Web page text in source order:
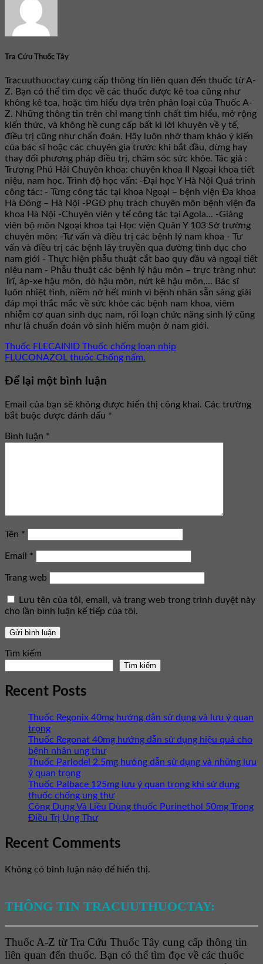
Tra Cứu Thuốc Tây
Tracuuthuoctay cung cấp thông tin liên quan đến thuốc từ A-
Z. Bạn có thể tìm đọc về các thuốc được kê toa cũng như
không kê toa, hoặc tìm hiểu dựa trên phân loại của Thuốc A-
Z. Những thông tin trên chỉ mang tính chất tìm hiểu, mở rộng
kiến thức, và không hề cung cấp bất kì lời khuyên về y tế,
điều trị cũng như chẩn đoán. Hãy luôn nhớ tham khảo ý kiến
của bác sĩ hoặc các chuyên gia trước khi bắt đầu, dừng hay
thay đổi phương pháp điều trị, chăm sóc sức khỏe. Tác giả :
Trương Phú Hải Chuyên khoa: chuyên khoa II Ngoại khoa tiết
niệu, nam học. Trình độ học vấn: -Đại học Y Hà Nội Quá trình
công tác: - Từng công tác tại khoa Ngoại – bệnh viện Đa khoa
Hà Đông – Hà Nội -PGĐ phụ trách chuyên môn bệnh viện đa
khoa Hà Nội -Chuyên viên y tế công tác tại Agola... -Giảng
viên bộ môn Ngoại khoa tại Học viện Quân Y 103 Sở trưởng
chuyên môn: -Tư vấn và điều trị các bệnh lý nam khoa - Tư
vấn và điều trị các bệnh lây truyền qua đường tình dục cho
nam giới - Thực hiện phẫu thuật cắt bao quy đầu và ngoại tiết
niệu nam - Phẫu thuật các bệnh lý hậu môn – trực tràng như:
Trĩ, áp-xe hậu môn, dò hậu môn, nứt kẽ hậu môn,... Bác sĩ
luôn nhiệt tình, niềm nở hết mình vì bệnh nhân sẵn sàng giải
đáp mọi thắc mắc về sức khỏe các bệnh nam khoa, viêm
nhiễm cơ quan sinh dục nam, rối loạn chức năng sinh lý cũng
như là chuẩn đoán vô sinh hiếm muộn ở nam giới.
Thuốc FLECAINID Thuốc chống loạn nhịp
FLUCONAZOL thuốc Chống nấm.
Để lại một bình luận
Email của bạn sẽ không được hiển thị công khai. Các trường
bắt buộc được đánh dấu *
Bình luận *
Tên *
Email *
Trang web
Lưu tên của tôi, email, và trang web trong trình duyệt này
cho lần bình luận kế tiếp của tôi.
Tìm kiếm
Tìm kiếm
Recent Posts
Thuốc Regonix 40mg hướng dẫn sử dụng và lưu ý quan
trọng
Thuốc Regonat 40mg hướng dẫn sử dụng hiệu quả cho
bệnh nhân ung thư
Thuốc Parlodel 2.5mg hướng dẫn sử dụng và những lưu
ý quan trọng
Thuốc Palbace 125mg lưu ý quan trọng khi sử dụng
thuốc chống ung thư
Công Dụng Và Liều Dùng thuốc Purinethol 50mg Trong
Điều Trị Ung Thư
Recent Comments
Không có bình luận nào để hiển thị.
THÔNG TIN TRACUUTHUOCTAY:
Thuốc A-Z từ Tra Cứu Thuốc Tây cung cấp thông tin
liên quan đến thuốc. Bạn có thể tìm đọc về các thuốc